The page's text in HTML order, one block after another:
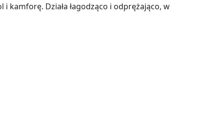
Działa łagodząco i odprężająco, w